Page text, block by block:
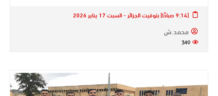
[9:14 صباحًا] بتوقيت الجزائر - السبت 17 يناير 2026
محمد.ش
349